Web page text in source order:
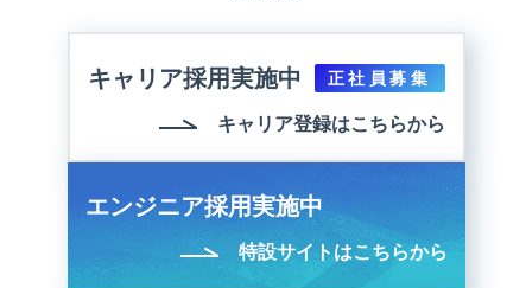
キャリア採用実施中 正社員募集
キャリア登録はこちらから
エンジニア採用実施中
特設サイトはこちらから